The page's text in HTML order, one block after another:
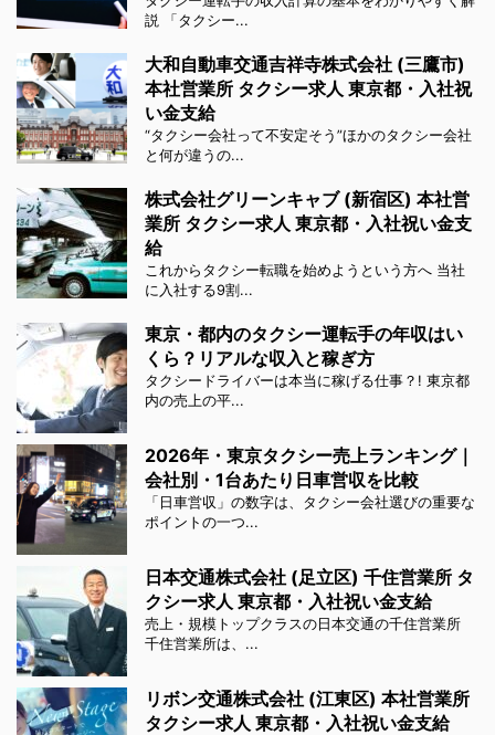
説 「タクシー...
大和自動車交通吉祥寺株式会社 (三鷹市)
本社営業所 タクシー求人 東京都・入社祝
い金支給
“タクシー会社って不安定そう”ほかのタクシー会社
と何が違うの...
株式会社グリーンキャブ (新宿区) 本社営
業所 タクシー求人 東京都・入社祝い金支
給
これからタクシー転職を始めようという方へ 当社
に入社する9割...
東京・都内のタクシー運転手の年収はい
くら？リアルな収入と稼ぎ方
タクシードライバーは本当に稼げる仕事？! 東京都
内の売上の平...
2026年・東京タクシー売上ランキング｜
会社別・1台あたり日車営収を比較
「日車営収」の数字は、タクシー会社選びの重要な
ポイントの一つ...
日本交通株式会社 (足立区) 千住営業所 タ
クシー求人 東京都・入社祝い金支給
売上・規模トップクラスの日本交通の千住営業所
千住営業所は、...
リボン交通株式会社 (江東区) 本社営業所
タクシー求人 東京都・入社祝い金支給